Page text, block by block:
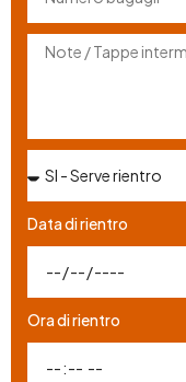
Data di rientro
Ora di rientro